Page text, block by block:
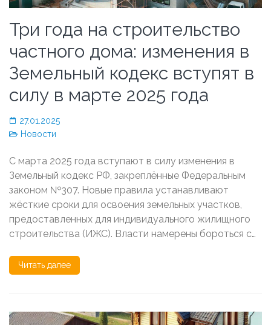
Три года на строительство
частного дома: изменения в
Земельный кодекс вступят в
силу в марте 2025 года
27.01.2025
Новости
С марта 2025 года вступают в силу изменения в
Земельный кодекс РФ, закреплённые Федеральным
законом №307. Новые правила устанавливают
жёсткие сроки для освоения земельных участков,
предоставленных для индивидуального жилищного
строительства (ИЖС). Власти намерены бороться с…
Читать далее